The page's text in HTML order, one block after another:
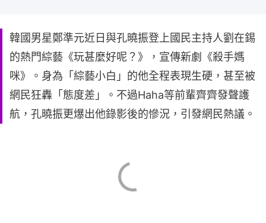
韓國男星鄭準元近日與孔曉振登上國民主持人劉在錫
的熱門綜藝《玩甚麼好呢？》，宣傳新劇《殺手媽
咪》。身為「綜藝小白」的他全程表現生硬，甚至被
網民狂轟「態度差」。不過Haha等前輩齊齊發聲護
航，孔曉振更爆出他錄影後的慘況，引發網民熱議。